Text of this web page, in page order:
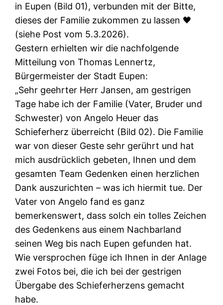
in Eupen (Bild 01), verbunden mit der Bitte,
dieses der Familie zukommen zu lassen 🖤
(siehe Post vom 5.3.2026).
Gestern erhielten wir die nachfolgende
Mitteilung von Thomas Lennertz,
Bürgermeister der Stadt Eupen:
„Sehr geehrter Herr Jansen, am gestrigen
Tage habe ich der Familie (Vater, Bruder und
Schwester) von Angelo Heuer das
Schieferherz überreicht (Bild 02). Die Familie
war von dieser Geste sehr gerührt und hat
mich ausdrücklich gebeten, Ihnen und dem
gesamten Team Gedenken einen herzlichen
Dank auszurichten – was ich hiermit tue. Der
Vater von Angelo fand es ganz
bemerkenswert, dass solch ein tolles Zeichen
des Gedenkens aus einem Nachbarland
seinen Weg bis nach Eupen gefunden hat.
Wie versprochen füge ich Ihnen in der Anlage
zwei Fotos bei, die ich bei der gestrigen
Übergabe des Schieferherzens gemacht
habe.